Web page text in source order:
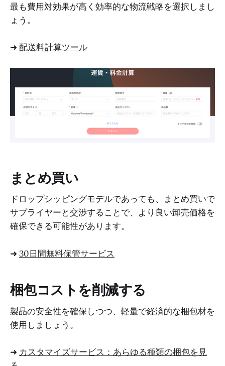
最も費用対効果が高く効率的な物流戦略を選択しまし
ょう。
➜ 配送料計算ツール
まとめ買い
ドロップシッピングモデルであっても、まとめ買いで
サプライヤーと交渉することで、より良い卸売価格を
確保できる可能性があります。
➜ 30日間無料保管サービス
梱包コストを削減する
製品の安全性を確保しつつ、軽量で経済的な梱包材を
使用しましょう。
➜ カスタマイズサービス：あらゆる種類の梱包を見